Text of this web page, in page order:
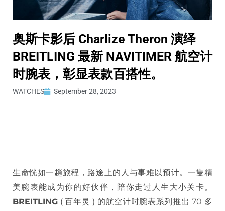
奥斯卡影后 Charlize Theron 演绎
BREITLING 最新 NAVITIMER 航空计
时腕表，彰显表款百搭性。
WATCHES September 28, 2023
生命恍如一趟旅程，路途上的人与事难以预计。一隻精
美腕表能成为你的好伙伴，陪你走过人生大小关卡。
BREITLING ( 百年灵 ) 的航空计时腕表系列推出 70 多